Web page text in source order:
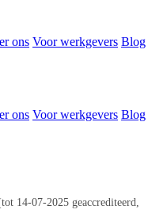
ons Voor werkgevers Blog
ons Voor werkgevers Blog
14-07-2025 geaccrediteerd,